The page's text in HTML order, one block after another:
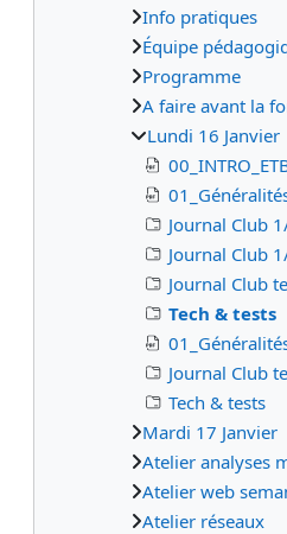
Info pratiques
Équipe
Programme
A faire avant la
Lundi 16 Janvier
Journal Club
Journal Club
Journal Club
Tech & tests
Journal Club
Tech & tests
Mardi 17 Janvier
Atelier analyses
Atelier web
Atelier réseaux